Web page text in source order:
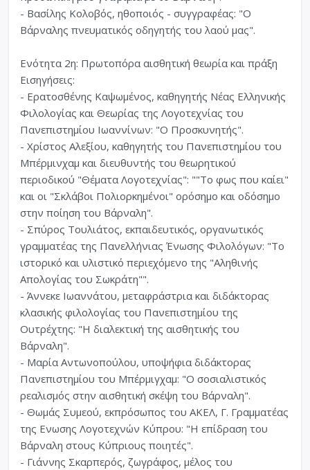
- Βασίλης Κολοβός, ηθοποιός - συγγραφέας: "Ο
Βάρναλης πνευματικός οδηγητής του λαού μας".
Ενότητα 2η: Πρωτοπόρα αισθητική θεωρία και πράξη
Εισηγήσεις:
- Ερατοσθένης Καψωμένος, καθηγητής Νέας Ελληνικής
Φιλολογίας και Θεωρίας της Λογοτεχνίας του
Πανεπιστημίου Ιωαννίνων: "O Προσκυνητής".
- Χρίστος Αλεξίου, καθηγητής του Πανεπιστημίου του
Μπέρμινχαμ και διευθυντής του θεωρητικού
περιοδικού "Θέματα Λογοτεχνίας": ""Το φως που καίει"
και οι "Σκλάβοι Πολιορκημένοι" ορόσημo και οδόσημο
στην ποίηση του Βάρναλη".
- Σπύρος Τουλιάτος, εκπαιδευτικός, οργανωτικός
γραμματέας της Πανελλήνιας Ένωσης Φιλολόγων: "Το
ιστορικό και υλιστικό περιεχόμενο της "Αληθινής
Απολογίας του Σωκράτη"".
- Άννεκε Ιωαννάτου, μεταφράστρια και διδάκτορας
κλασικής φιλολογίας του Πανεπιστημίου της
Ουτρέχτης: "Η διαλεκτική της αισθητικής του
Βάρναλη".
- Μαρία Αντωνοπούλου, υποψήφια διδάκτορας
Πανεπιστημίου του Μπέρμιγχαμ: "Ο σοσιαλιστικός
ρεαλισμός στην αισθητική σκέψη του Βάρναλη".
- Θωμάς Συμεού, εκπρόσωπος του ΑΚΕΛ, Γ. Γραμματέας
της Ενωσης Λογοτεχνών Κύπρου: "Η επίδραση του
Βάρναλη στους Κύπριους ποιητές".
- Γιάννης Σκαρπερός, ζωγράφος, μέλος του